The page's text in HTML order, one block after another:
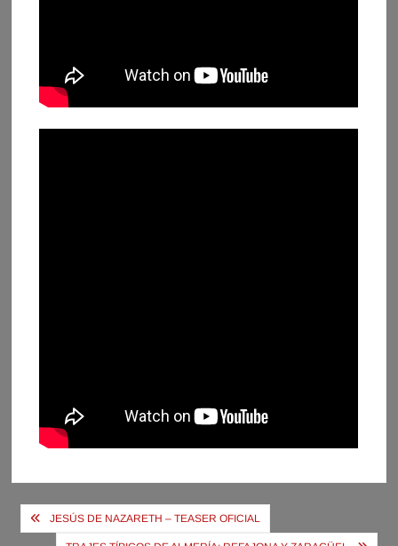
Navegación
JESÚS DE NAZARETH – TEASER OFICIAL